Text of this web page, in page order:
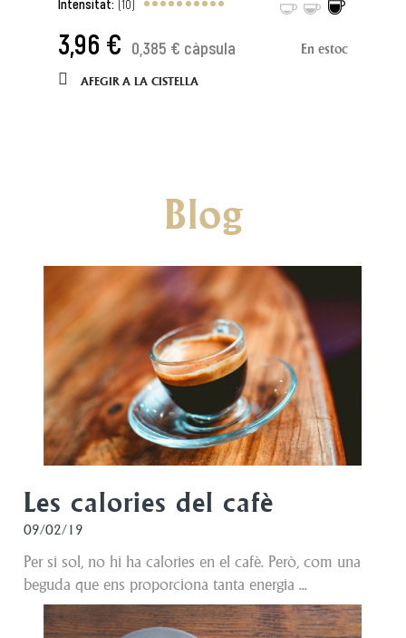
Intensitat: (10)
3,96 € 0,385 € càpsula En estoc
AFEGIR A LA CISTELLA
Blog
Les calories del cafè
09/02/19
Per si sol, no hi ha calories en el cafè. Però, com una
beguda que ens proporciona tanta energia ...